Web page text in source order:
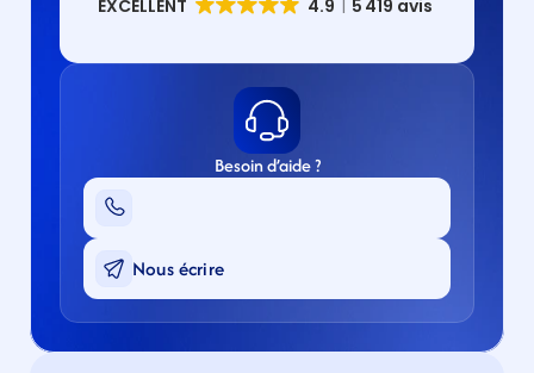
Besoin d’aide ?
Nous écrire